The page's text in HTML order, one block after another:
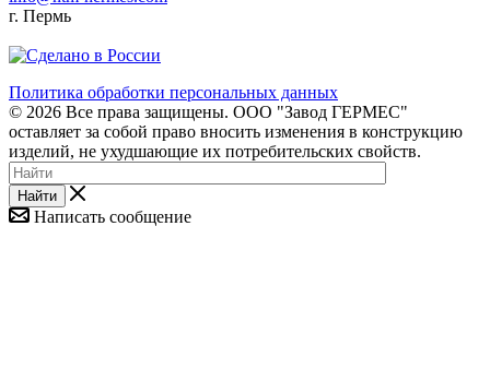
г. Пермь
Политика обработки персональных данных
© 2026 Все права защищены. ООО "Завод ГЕРМЕС"
оставляет за собой право вносить изменения в конструкцию
изделий, не ухудшающие их потребительских свойств.
Найти
Написать сообщение